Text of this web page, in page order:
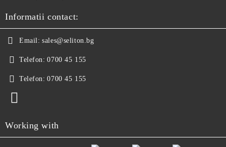
Informatii contact:
Email: sales@seliton.bg
Telefon: 0700 45 155
Telefon: 0700 45 155
Working with